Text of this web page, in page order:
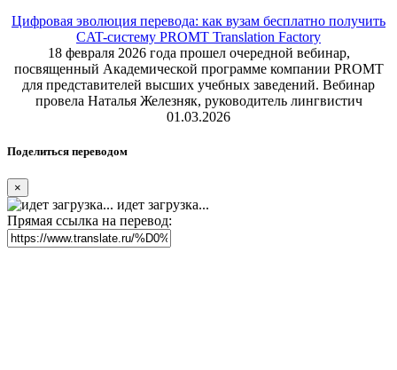
Цифровая эволюция перевода: как вузам бесплатно получить
CAT-систему PROMT Translation Factory
18 февраля 2026 года прошел очередной вебинар,
посвященный Академической программе компании PROMT
для представителей высших учебных заведений. Вебинар
провела Наталья Железняк, руководитель лингвистич
01.03.2026
Поделиться переводом
×
идет загрузка...
Прямая ссылка на перевод: